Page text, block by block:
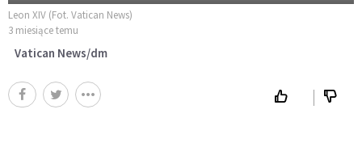
Leon XIV (Fot. Vatican News)
3 miesiące temu
Vatican News/dm